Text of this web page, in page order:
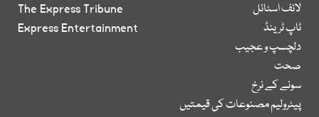
لائف اسٹائل
ٹاپ ٹرینڈ
دلچسپ و عجیب
صحت
سونے کے نرخ
پیٹرولیم مصنوعات کی قیمتیں
The Express Tribune
Express Entertainment